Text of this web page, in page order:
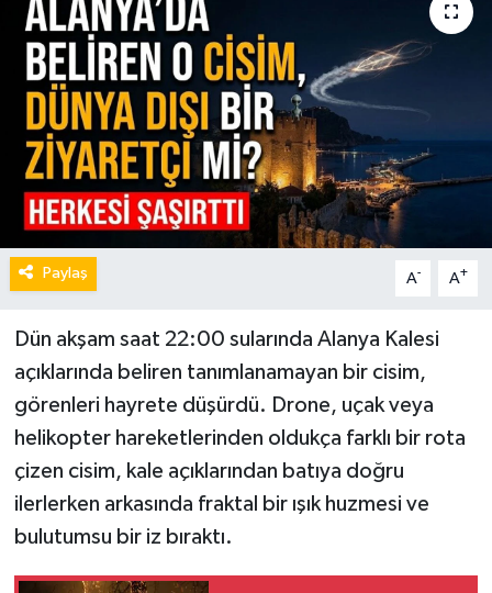
Paylaş A- A+
Dün akşam saat 22:00 sularında Alanya Kalesi
açıklarında beliren tanımlanamayan bir cisim,
görenleri hayrete düşürdü. Drone, uçak veya
helikopter hareketlerinden oldukça farklı bir rota
çizen cisim, kale açıklarından batıya doğru
ilerlerken arkasında fraktal bir ışık huzmesi ve
bulutumsu bir iz bıraktı.